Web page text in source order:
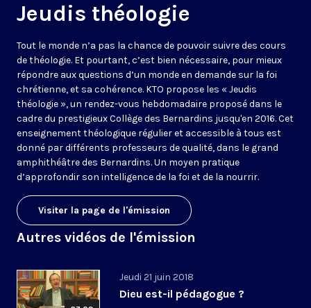
Jeudis théologie
Tout le monde n’a pas la chance de pouvoir suivre des cours
de théologie. Et pourtant, c’est bien nécessaire, pour mieux
répondre aux questions d’un monde en demande sur la foi
chrétienne, et sa cohérence. KTO propose les « Jeudis
théologie », un rendez-vous hebdomadaire proposé dans le
cadre du prestigieux Collège des Bernardins jusqu'en 2016. Cet
enseignement théologique régulier et accessible à tous est
donné par différents professeurs de qualité, dans le grand
amphithéâtre des Bernardins. Un moyen pratique
d’approfondir son intelligence de la foi et de la nourrir.
Visiter la page de l'émission
Autres vidéos de l'émission
Jeudi 21 juin 2018
Dieu est-il pédagogue ?